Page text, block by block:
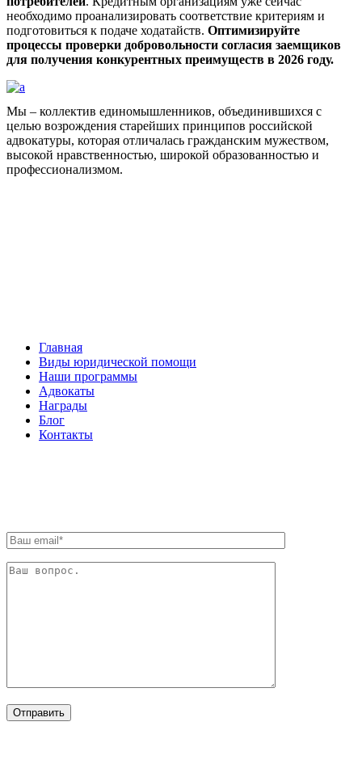
необходимо проанализировать соответствие критериям и
подготовиться к подаче ходатайств. Оптимизируйте
процессы проверки добровольности согласия заемщиков
для получения конкурентных преимуществ в 2026 году.
Мы – коллектив единомышленников, объединившихся с
целью возрождения старейших принципов российской
адвокатуры, которая отличалась гражданским мужеством,
высокой нравственностью, широкой образованностью и
профессионализмом.
Главная
Виды юридической помощи
Наши программы
Адвокаты
Награды
Блог
Контакты